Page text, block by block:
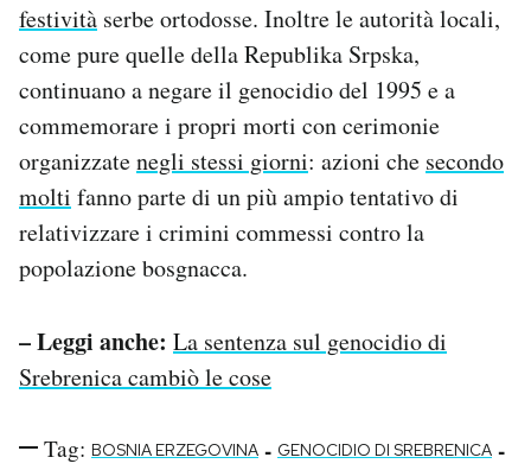
festività serbe ortodosse. Inoltre le autorità locali,
come pure quelle della Republika Srpska,
continuano a negare il genocidio del 1995 e a
commemorare i propri morti con cerimonie
organizzatenegli stessi giorni: azioni che secondo
molti fanno parte di un più ampio tentativo di
relativizzare i crimini commessi contro la
popolazione bosgnacca.
– Leggi anche: La sentenza sul genocidio di
Srebrenica cambiò le cose
Tag: BOSNIA ERZEGOVINA - GENOCIDIO DI SREBRENICA -